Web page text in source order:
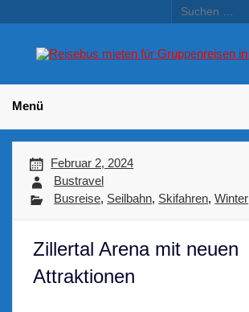
Menü
Februar 2, 2024
Bustravel
Busreise, Seilbahn, Skifahren,Winter
Zillertal Arena mit neuen
Attraktionen